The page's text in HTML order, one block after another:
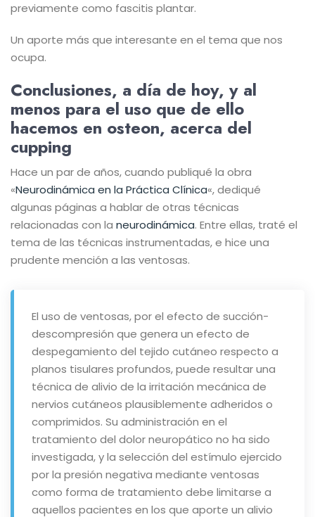
previamente como fascitis plantar.
Un aporte más que interesante en el tema que nos
ocupa.
Conclusiones, a día de hoy, y al
menos para el uso que de ello
hacemos en osteon, acerca del
cupping
Hace un par de años, cuando publiqué la obra
«Neurodinámica en la Práctica Clínica«, dediqué
algunas páginas a hablar de otras técnicas
relacionadas con la neurodinámica. Entre ellas, traté el
tema de las técnicas instrumentadas, e hice una
prudente mención a las ventosas.
El uso de ventosas, por el efecto de succión-
descompresión que genera un efecto de
despegamiento del tejido cutáneo respecto a
planos tisulares profundos, puede resultar una
técnica de alivio de la irritación mecánica de
nervios cutáneos plausiblemente adheridos o
comprimidos. Su administración en el
tratamiento del dolor neuropático no ha sido
investigada, y la selección del estímulo ejercido
por la presión negativa mediante ventosas
como forma de tratamiento debe limitarse a
aquellos pacientes en los que aporte un alivio